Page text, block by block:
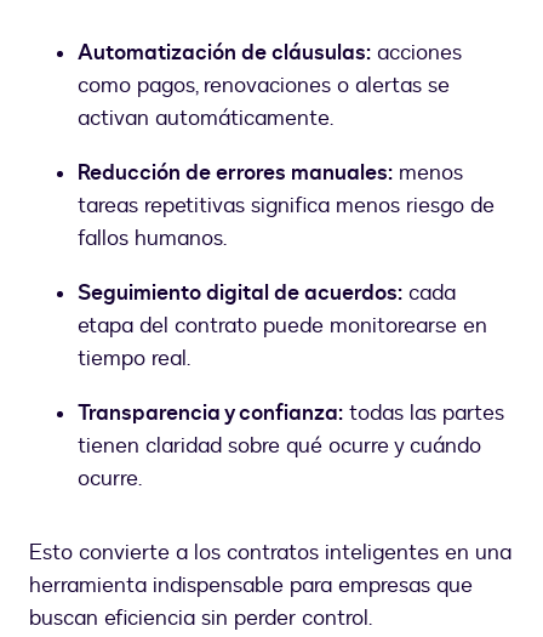
Automatización de cláusulas: acciones
como pagos, renovaciones o alertas se
activan automáticamente.
Reducción de errores manuales: menos
tareas repetitivas significa menos riesgo de
fallos humanos.
Seguimiento digital de acuerdos: cada
etapa del contrato puede monitorearse en
tiempo real.
Transparencia y confianza: todas las partes
tienen claridad sobre qué ocurre y cuándo
ocurre.
Esto convierte a los contratos inteligentes en una
herramienta indispensable para empresas que
buscan eficiencia sin perder control.